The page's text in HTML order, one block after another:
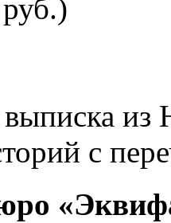
из
с